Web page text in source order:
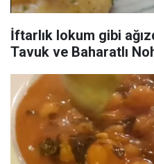
İftarlık lokum gibi
Tavuk ve Baharatlı